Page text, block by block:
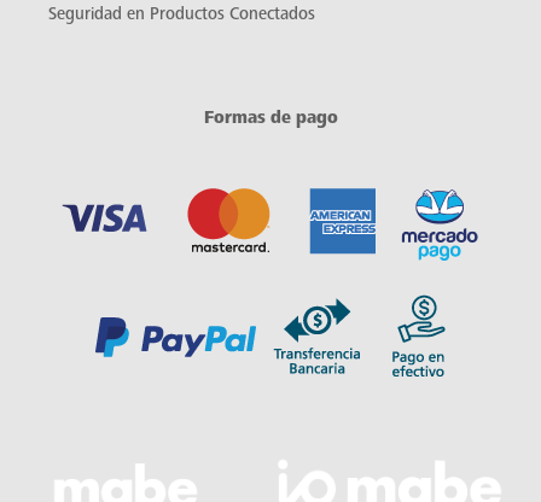
Seguridad en Productos Conectados
Formas de pago